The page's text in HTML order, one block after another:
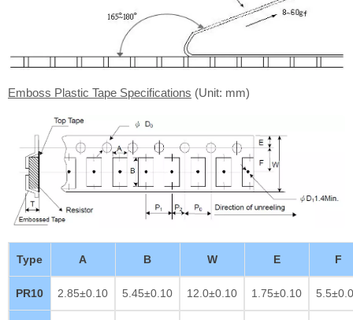
Emboss Plastic Tape Specifications (Unit: mm)
Type A B W E F
PR10 2.85±0.10 5.45±0.10 12.0±0.10 1.75±0.10